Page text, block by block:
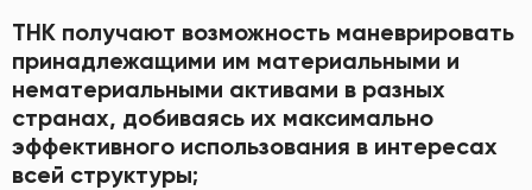
ТНК получают возможность маневрировать
принадлежащими им материальными и
нематериальными активами в разных
странах, добиваясь их максимально
эффективного использования в интересах
всей структуры;